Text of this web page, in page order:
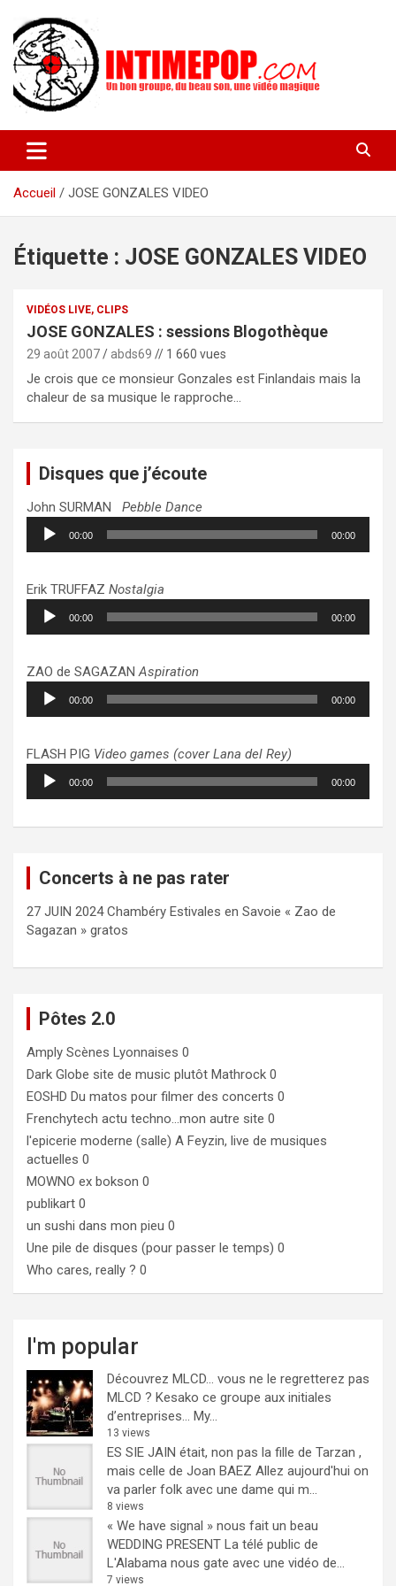
contenu
intimepop.com
actuelles pop rock, post-rock, indé sur Lyon. rock pop concert
lyon
Accueil
JOSE GONZALES VIDEO
Étiquette : JOSE GONZALES VIDEO
VIDÉOS LIVE, CLIPS
JOSE GONZALES : sessions Blogothèque
29 août 2007 abds69 // 1 660 vues
Je crois que ce monsieur Gonzales est Finlandais mais la
chaleur de sa musique le rapproche…
Disques que j’écoute
John SURMAN Pebble Dance
Lecteur
audio
00:00 00:00
Erik TRUFFAZ Nostalgia
Lecteur
audio
00:00 00:00
ZAO de SAGAZANAspiration
Lecteur
audio
00:00 00:00
FLASH PIG Video games (cover Lana del Rey)
Lecteur
audio
00:00 00:00
Concerts à ne pas rater
27 JUIN 2024 Chambéry Estivales en Savoie « Zao de
Sagazan » gratos
Pôtes 2.0
Amply Scènes Lyonnaises 0
Dark Globe site de music plutôt Mathrock 0
EOSHD Du matos pour filmer des concerts 0
Frenchytech actu techno…mon autre site 0
l'epicerie moderne (salle) A Feyzin, live de musiques
actuelles 0
MOWNO ex bokson 0
publikart 0
un sushi dans mon pieu 0
Une pile de disques (pour passer le temps) 0
Who cares, really ? 0
I'm popular
Découvrez MLCD… vous ne le regretterez pas
MLCD ? Kesako ce groupe aux initiales
d’entreprises… My...
13 views
ES SIE JAIN était, non pas la fille de Tarzan ,
mais celle de Joan BAEZ Allez aujourd'hui on
va parler folk avec une dame qui m...
8 views
« We have signal » nous fait un beau
WEDDING PRESENT La télé public de
L'Alabama nous gate avec une vidéo de...
7 views